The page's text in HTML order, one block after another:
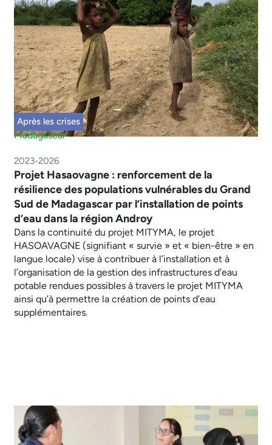
Après les crises
Madagascar
2023-2026
Projet Hasaovagne : renforcement de la
résilience des populations vulnérables du Grand
Sud de Madagascar par l’installation de points
d’eau dans la région Androy
Dans la continuité du projet MITYMA, le projet
HASOAVAGNE (signifiant « survie » et « bien-être » en
langue locale) vise à contribuer à l’installation et à
l’organisation de la gestion des infrastructures d’eau
potable rendues possibles à travers le projet MITYMA
ainsi qu’à permettre la création de points d’eau
supplémentaires.